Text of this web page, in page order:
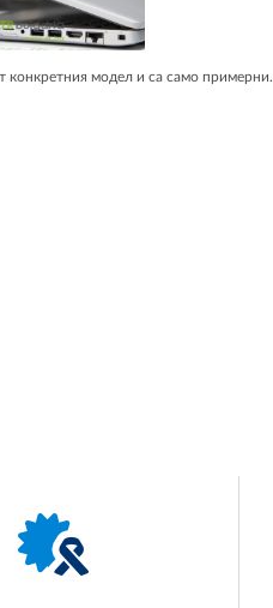
конкретния модел и са само примерни.